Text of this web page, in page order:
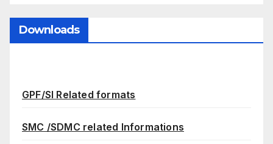
Downloads
GPF/SI Related formats
SMC /SDMC related Informations